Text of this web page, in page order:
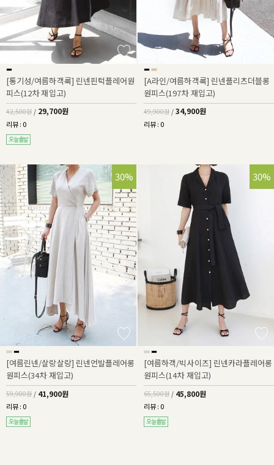
[통기성/여름하객룩] 린넨핀턱플레어원
피스(12차 재입고)
42,500원 / 29,700원
리뷰 : 0
[A라인/여름하객룩] 린넨플리츠더블롱
원피스(197차 재입고)
49,900원 / 34,900원
리뷰 : 0
30%
[여름린넨/살랑살랑] 린넨언발플레어롱
원피스(34차 재입고)
59,900원 / 41,900원
리뷰 : 0
30%
[여름하객/빅사이즈] 린넨카라플레어롱
원피스(14차 재입고)
65,500원 / 45,800원
리뷰 : 0